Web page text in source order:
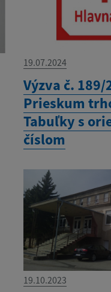
19.07.2024
Výzva č. 189/
Prieskum
Tabuľky s
číslom
19.10.2023